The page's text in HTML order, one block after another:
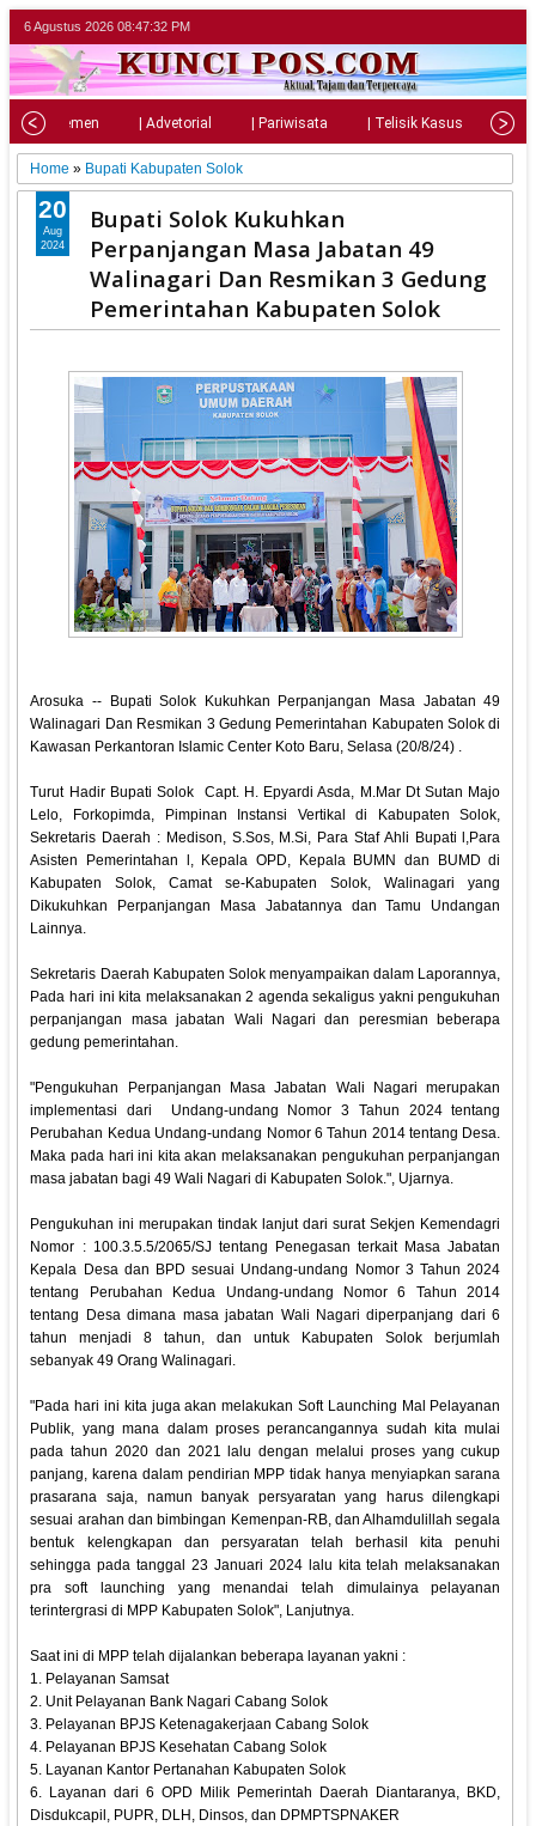
6 Agustus 2026 08:47:34 PM
| Parlemen | Advetorial | Pariwisata | Telisik Kasus |
Home » Bupati Kabupaten Solok
Bupati Solok Kukuhkan
Perpanjangan Masa Jabatan 49
Walinagari Dan Resmikan 3 Gedung
Pemerintahan Kabupaten Solok
Arosuka -- Bupati Solok Kukuhkan Perpanjangan Masa Jabatan 49
Walinagari Dan Resmikan 3 Gedung Pemerintahan Kabupaten Solok di
Kawasan Perkantoran Islamic Center Koto Baru, Selasa (20/8/24) .
Turut Hadir Bupati Solok Capt. H. Epyardi Asda, M.Mar Dt Sutan Majo
Lelo, Forkopimda, Pimpinan Instansi Vertikal di Kabupaten Solok,
Sekretaris Daerah : Medison, S.Sos, M.Si, Para Staf Ahli Bupati l,Para
Asisten Pemerintahan l, Kepala OPD, Kepala BUMN dan BUMD di
Kabupaten Solok, Camat se-Kabupaten Solok, Walinagari yang
Dikukuhkan Perpanjangan Masa Jabatannya dan Tamu Undangan
Lainnya.
Sekretaris Daerah Kabupaten Solok menyampaikan dalam Laporannya,
Pada hari ini kita melaksanakan 2 agenda sekaligus yakni pengukuhan
perpanjangan masa jabatan Wali Nagari dan peresmian beberapa
gedung pemerintahan.
"Pengukuhan Perpanjangan Masa Jabatan Wali Nagari merupakan
implementasi dari Undang-undang Nomor 3 Tahun 2024 tentang
Perubahan Kedua Undang-undang Nomor 6 Tahun 2014 tentang Desa.
Maka pada hari ini kita akan melaksanakan pengukuhan perpanjangan
masa jabatan bagi 49 Wali Nagari di Kabupaten Solok.", Ujarnya.
Pengukuhan ini merupakan tindak lanjut dari surat Sekjen Kemendagri
Nomor : 100.3.5.5/2065/SJ tentang Penegasan terkait Masa Jabatan
Kepala Desa dan BPD sesuai Undang-undang Nomor 3 Tahun 2024
tentang Perubahan Kedua Undang-undang Nomor 6 Tahun 2014
tentang Desa dimana masa jabatan Wali Nagari diperpanjang dari 6
tahun menjadi 8 tahun, dan untuk Kabupaten Solok berjumlah
sebanyak 49 Orang Walinagari.
"Pada hari ini kita juga akan melakukan Soft Launching Mal Pelayanan
Publik, yang mana dalam proses perancangannya sudah kita mulai
pada tahun 2020 dan 2021 lalu dengan melalui proses yang cukup
panjang, karena dalam pendirian MPP tidak hanya menyiapkan sarana
prasarana saja, namun banyak persyaratan yang harus dilengkapi
sesuai arahan dan bimbingan Kemenpan-RB, dan Alhamdulillah segala
bentuk kelengkapan dan persyaratan telah berhasil kita penuhi
sehingga pada tanggal 23 Januari 2024 lalu kita telah melaksanakan
pra soft launching yang menandai telah dimulainya pelayanan
terintergrasi di MPP Kabupaten Solok", Lanjutnya.
Saat ini di MPP telah dijalankan beberapa layanan yakni :
1. Pelayanan Samsat
2. Unit Pelayanan Bank Nagari Cabang Solok
3. Pelayanan BPJS Ketenagakerjaan Cabang Solok
4. Pelayanan BPJS Kesehatan Cabang Solok
5. Layanan Kantor Pertanahan Kabupaten Solok
6. Layanan dari 6 OPD Milik Pemerintah Daerah Diantaranya, BKD,
Disdukcapil, PUPR, DLH, Dinsos, dan DPMPTSPNAKER
20
Aug
2024